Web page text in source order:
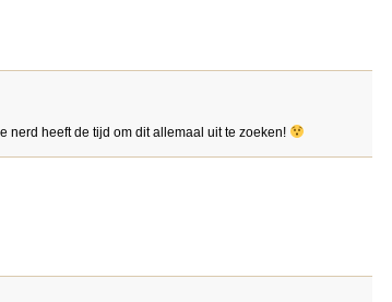
nerd heeft de tijd om dit allemaal uit te zoeken!